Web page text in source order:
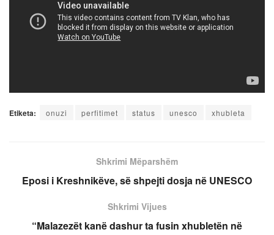
Etiketa: onuzi perfitimet status unesco xhubleta
Shkrimi Mëparshëm
Eposi i Kreshnikëve, së shpejti dosja në UNESCO
Shkrimi Vijues
“Malazezët kanë dashur ta fusin xhubletën në